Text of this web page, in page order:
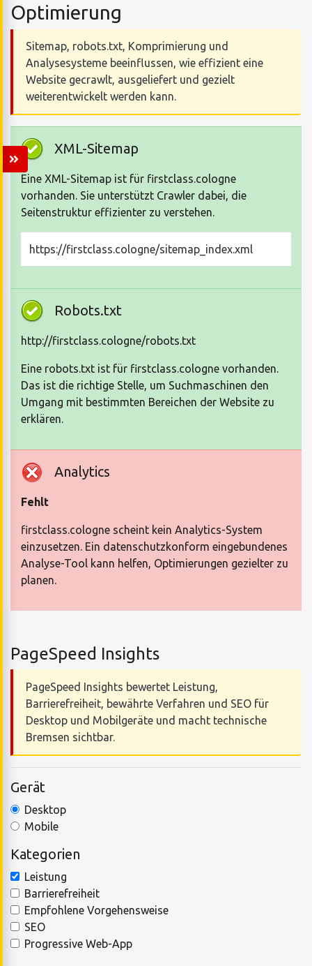
Optimierung
Sitemap, robots.txt, Komprimierung und
Analysesysteme beeinflussen, wie effizient eine
Website gecrawlt, ausgeliefert und gezielt
weiterentwickelt werden kann.
XML-Sitemap
Eine XML-Sitemap ist für firstclass.cologne
vorhanden. Sie unterstützt Crawler dabei, die
Seitenstruktur effizienter zu verstehen.
https://firstclass.cologne/sitemap_index.xml
Robots.txt
http://firstclass.cologne/robots.txt
Eine robots.txt ist für firstclass.cologne vorhanden.
Das ist die richtige Stelle, um Suchmaschinen den
Umgang mit bestimmten Bereichen der Website zu
erklären.
Analytics
Fehlt
firstclass.cologne scheint kein Analytics-System
einzusetzen. Ein datenschutzkonform eingebundenes
Analyse-Tool kann helfen, Optimierungen gezielter zu
planen.
PageSpeed Insights
PageSpeed Insights bewertet Leistung,
Barrierefreiheit, bewährte Verfahren und SEO für
Desktop und Mobilgeräte und macht technische
Bremsen sichtbar.
Gerät
Desktop
Mobile
Kategorien
Leistung
Barrierefreiheit
Empfohlene Vorgehensweise
SEO
Progressive Web-App